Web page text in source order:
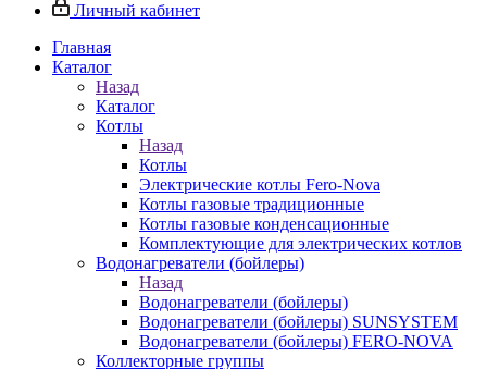
Личный кабинет
Главная
Каталог
Назад
Каталог
Котлы
Назад
Котлы
Электрические котлы Fero-Nova
Котлы газовые традиционные
Котлы газовые конденсационные
Комплектующие для электрических котлов
Водонагреватели (бойлеры)
Назад
Водонагреватели (бойлеры)
Водонагреватели (бойлеры) SUNSYSTEM
Водонагреватели (бойлеры) FERO-NOVA
Коллекторные группы